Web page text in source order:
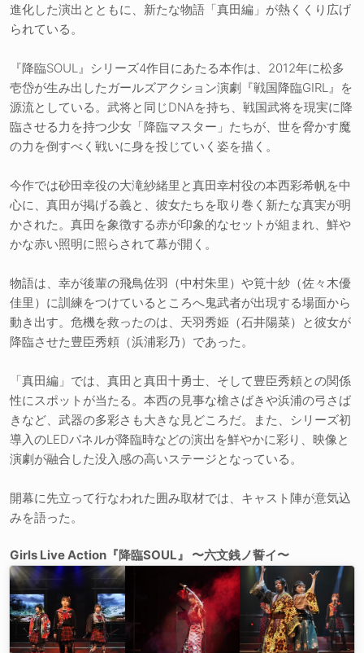
進化した演出とともに、新たな物語「真田編」が熱くくり広げ
られている。
『降臨SOUL』シリーズ4作目にあたる本作は、2012年に松多
壱岱が生み出したガールズアクション演劇『戦国降臨GIRL』を
源流としている。武将と同じDNAを持ち、戦国武将を現実に降
臨させる力を持つ少女「降臨マスター」たちが、世を脅かす魔
の力を倒すべく戦いに身を投じていく姿を描く。
今作では砂田幸役の大滝紗緒里と真田幸村役の本西彩希帆を中
心に、真田が掲げる義と、彼女たちを取り巻く新たな真実が明
かされた。真田を象徴する赤が印象的なセットが組まれ、鮮や
かな赤い照明に照らされて幕が開く。
物語は、幸が後輩の飛鳥佐羽（中村朱里）や筧十紗（佐々木優
佳里）に訓練をつけているところへ鬼武者が出現する場面から
動き出す。危機を救ったのは、天羽秀姫（石井陽菜）と彼女が
降臨させた豊臣秀頼（浜浦彩乃）であった。
「真田編」では、真田と真田十勇士、そして豊臣秀頼との関係
性にスポットが当たる。本西の見事な槍さばきや浜浦の弓さば
きなど、武器の多彩さも大きな見どころだ。また、シリーズ初
導入のLEDパネルが降臨時などの演出を鮮やかに彩り、映像と
演劇が融合した没入感の高いステージとなっている。
開幕に先立って行なわれた囲み取材では、キャスト陣が意気込
みを語った。
Girls Live Action『降臨SOUL』 〜六文銭ノ誓イ〜